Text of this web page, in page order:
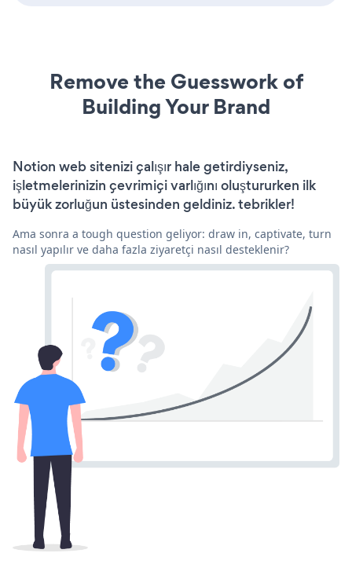
Remove the Guesswork of
Building Your Brand
Notion web sitenizi çalışır hale getirdiyseniz,
işletmelerinizin çevrimiçi varlığını oluştururken ilk
büyük zorluğun üstesinden geldiniz. tebrikler!
Ama sonra a tough question geliyor: draw in, captivate, turn
nasıl yapılır ve daha fazla ziyaretçi nasıl desteklenir?